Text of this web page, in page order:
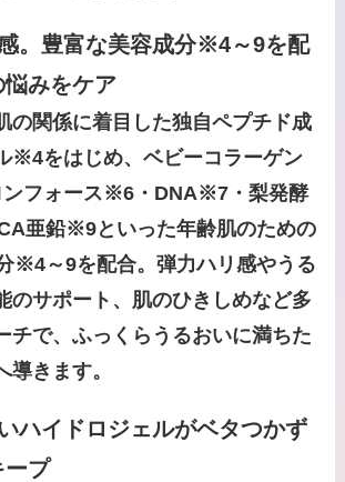
。豊富な美容成分※4～9を配
みをケア
の関係に着目した独自ペプチド成
※4をはじめ、ベビーコラーゲン
フォース※6・DNA※7・梨発酵
亜鉛※9といった年齢肌のための
※4～9を配合。弾力ハリ感やうる
のサポート、肌のひきしめなど多
チで、ふっくらうるおいに満ちた
導きます。
ハイドロジェルがベタつかず
ープ